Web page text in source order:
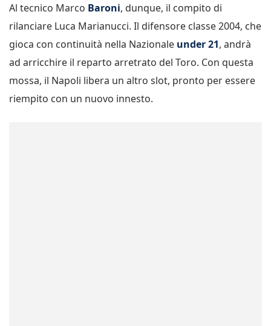
Al tecnico Marco Baroni, dunque, il compito di
rilanciare Luca Marianucci. Il difensore classe 2004, che
gioca con continuità nella Nazionale under 21, andrà
ad arricchire il reparto arretrato del Toro. Con questa
mossa, il Napoli libera un altro slot, pronto per essere
riempito con un nuovo innesto.